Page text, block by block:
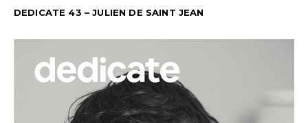
DEDICATE 43 – JULIEN DE SAINT JEAN